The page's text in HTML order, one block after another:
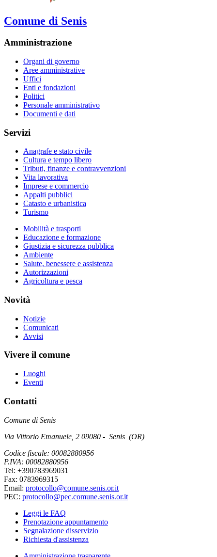
Comune di Senis
Amministrazione
Organi di governo
Aree amministrative
Uffici
Enti e fondazioni
Politici
Personale amministrativo
Documenti e dati
Servizi
Anagrafe e stato civile
Cultura e tempo libero
Tributi, finanze e contravvenzioni
Vita lavorativa
Imprese e commercio
Appalti pubblici
Catasto e urbanistica
Turismo
Mobilità e trasporti
Educazione e formazione
Giustizia e sicurezza pubblica
Ambiente
Salute, benessere e assistenza
Autorizzazioni
Agricoltura e pesca
Novità
Notizie
Comunicati
Avvisi
Vivere il comune
Luoghi
Eventi
Contatti
Comune di Senis
Via Vittorio Emanuele, 2 09080 - Senis (OR)
Codice fiscale: 00082880956
P.IVA: 00082880956
Tel: +390783969031
Fax: 0783969315
Email: protocollo@comune.senis.or.it
PEC: protocollo@pec.comune.senis.or.it
Leggi le FAQ
Prenotazione appuntamento
Segnalazione disservizio
Richiesta d'assistenza